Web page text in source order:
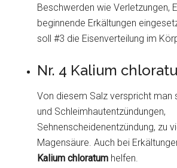
Beschwerden wie Verletzungen,
beginnende Erkältungen
soll #3 die Eisenverteilung im
Nr. 4 Kalium
Von diesem Salz verspricht man
und Schleimhautentzündungen,
Sehnenscheidenentzündung, zu
Magensäure. Auch bei
Kalium chloratum helfen.